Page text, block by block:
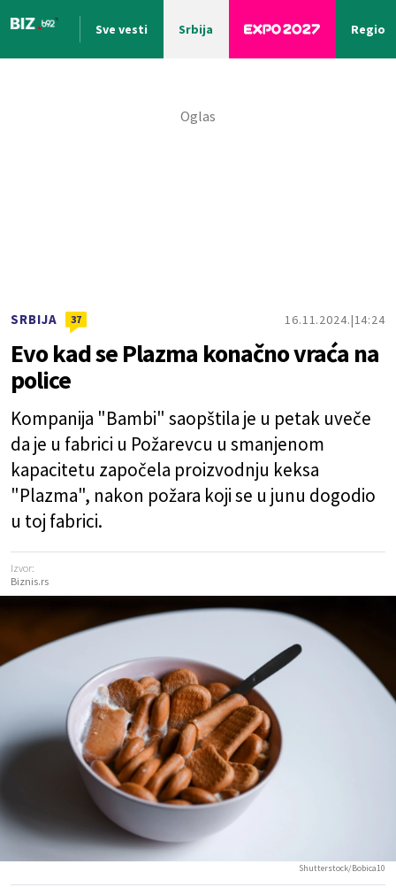
Sve vesti Srbija Region
SRBIJA 37 16.11.2024. 14:24
Evo kad se Plazma konačno vraća na
police
Kompanija "Bambi" saopštila je u petak uveče
da je u fabrici u Požarevcu u smanjenom
kapacitetu započela proizvodnju keksa
"Plazma", nakon požara koji se u junu dogodio
u toj fabrici.
Izvor:
Biznis.rs
Shutterstock/Bobica10